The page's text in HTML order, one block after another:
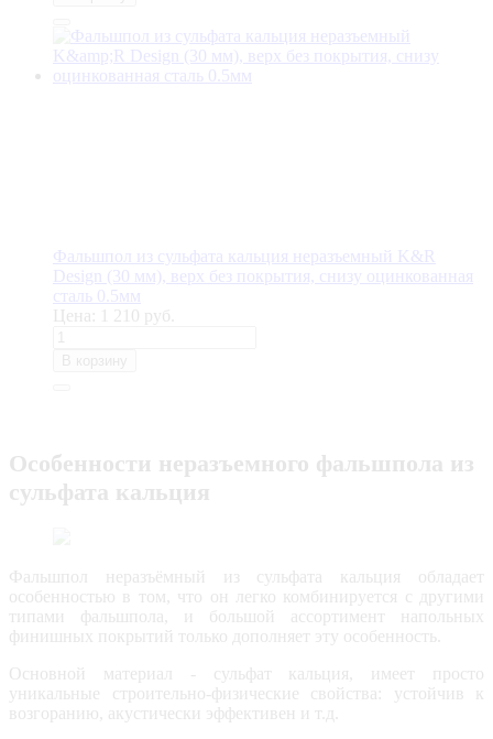
Фальшпол из сульфата кальция неразъемный K&R
Design (30 мм), верх без покрытия, снизу оцинкованная
сталь 0.5мм
Цена:
1 210 руб.
Особенности неразъемного фальшпола из
сульфата кальция
Фальшпол неразъёмный из сульфата кальция обладает
особенностью в том, что он легко комбинируется с другими
типами фальшпола, и большой ассортимент напольных
финишных покрытий только дополняет эту особенность.
Основной материал - сульфат кальция, имеет просто
уникальные строительно-физические свойства: устойчив к
возгоранию, акустически эффективен и т.д.